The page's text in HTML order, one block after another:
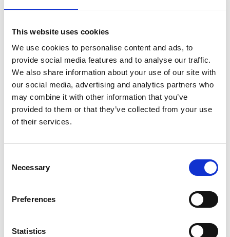
This website uses cookies
We use cookies to personalise content and ads, to
provide social media features and to analyse our traffic.
We also share information about your use of our site with
our social media, advertising and analytics partners who
may combine it with other information that you’ve
provided to them or that they’ve collected from your use
of their services.
Selection
Necessary
Preferences
Statistics
€80,00
€96,80
TTC
Livraison gratuite en 1-3 jours ouvrables, ou ramasser à
Etten-Leur ou Maaseik (contactez le service clientèle)